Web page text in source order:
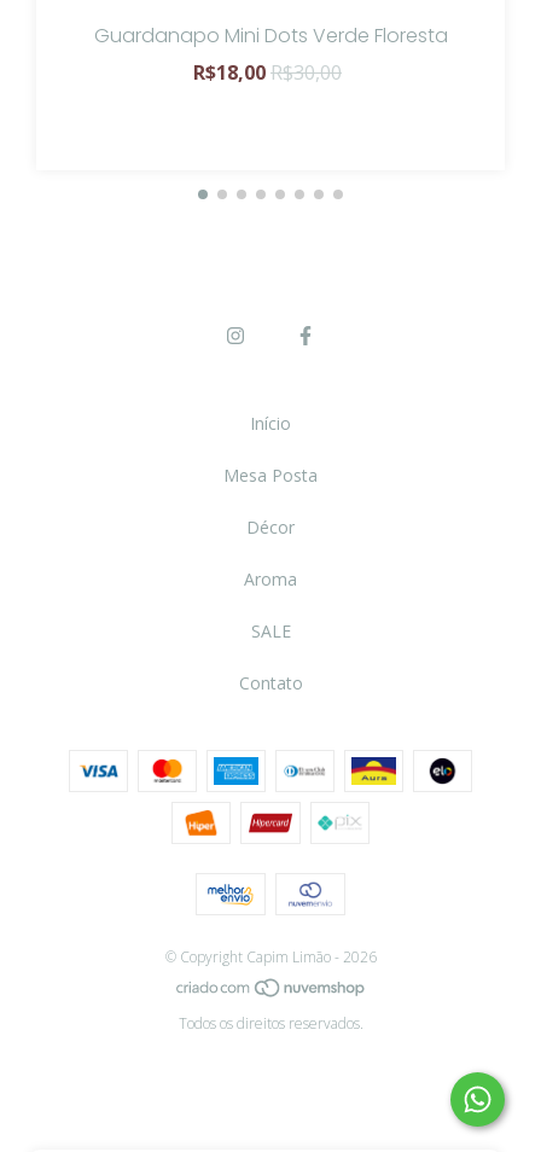
Guardanapo Mini Dots Verde Floresta
R$18,00R$30,00
Início
Mesa Posta
Décor
Aroma
SALE
Contato
© Copyright Capim Limão - 2026
Todos os direitos reservados.